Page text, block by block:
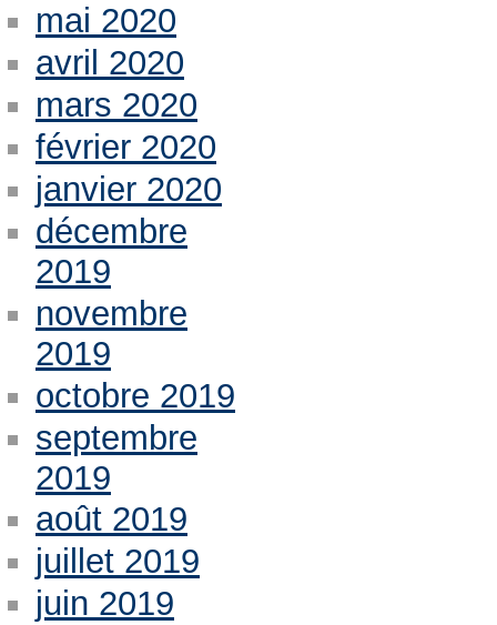
mai 2020
avril 2020
mars 2020
février 2020
janvier 2020
décembre
2019
novembre
2019
octobre 2019
septembre
2019
août 2019
juillet 2019
juin 2019